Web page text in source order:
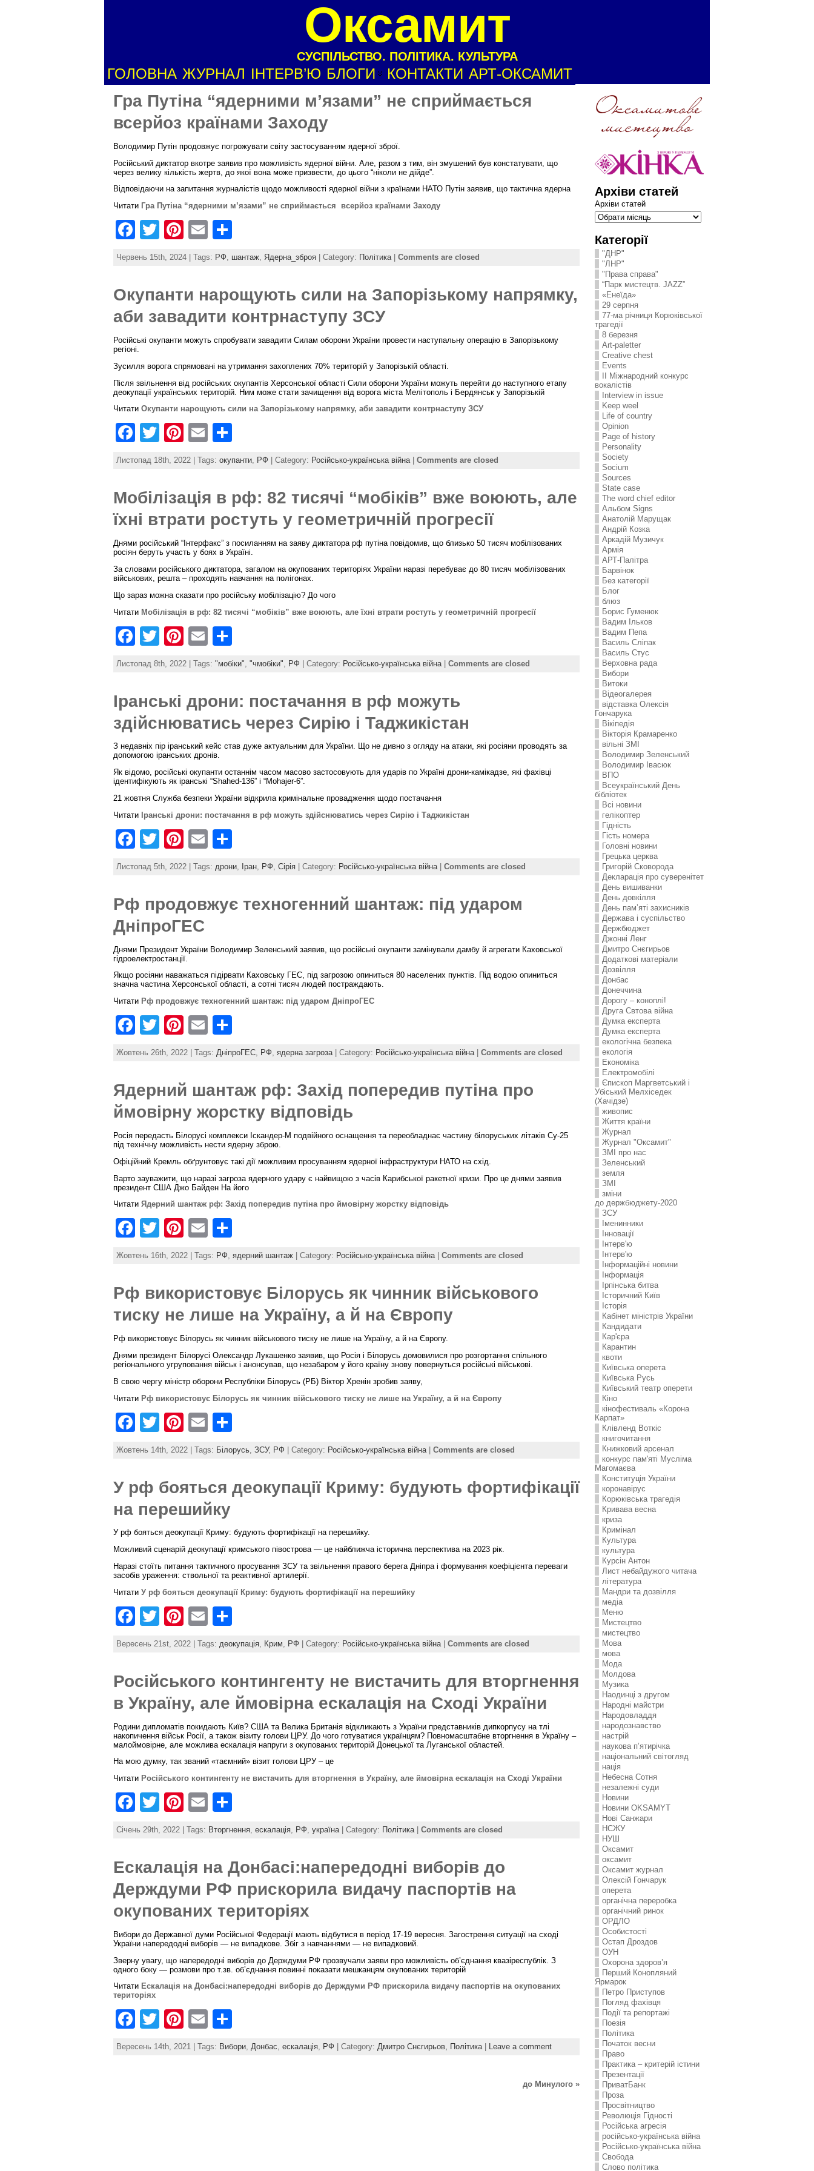
Оксамит
СУСПІЛЬСТВО. ПОЛІТИКА. КУЛЬТУРА
ГОЛОВНА ЖУРНАЛ ІНТЕРВ’Ю БЛОГИ КОНТАКТИ АРТ-ОКСАМИТ
Гра Путіна “ядерними м’язами” не сприймається
всерйоз країнами Заходу
Володимир Путін продовжує погрожувати світу застосуванням ядерної зброї.
Російський диктатор вкотре заявив про можливість ядерної війни. Але, разом з тим, він змушений був констатувати, що
через велику кількість жертв, до якої вона може призвести, до цього “ніколи не дійде”.
Відповідаючи на запитання журналістів щодо можливості ядерної війни з країнами НАТО Путін заявив, що тактична ядерна
Читати Гра Путіна “ядерними м’язами” не сприймається всерйоз країнами Заходу
F
e
b
o
o
k
T
w
itt
er
Pi
nt
er
e
st
E
m
l
e
Червень 15th, 2024 | Tags: РФ, шантаж, Ядерна_зброя | Category: Політика| Comments are closed
Окупанти нарощують сили на Запорізькому напрямку,
аби завадити контрнаступу ЗСУ
Російські окупанти можуть спробувати завадити Силам оборони України провести наступальну операцію в Запорізькому
регіоні.
Зусилля ворога спрямовані на утримання захоплених 70% територій у Запорізькій області.
Після звільнення від російських окупантів Херсонської області Сили оборони України можуть перейти до наступного етапу
деокупації українських територій. Ним може стати зачищення від ворога міста Мелітополь і Бердянськ у Запорізькій
Читати Окупанти нарощують сили на Запорізькому напрямку, аби завадити контрнаступу ЗСУ
F
e
b
o
o
k
T
w
itt
er
Pi
nt
er
e
st
E
ai
l
e
Листопад 18th, 2022 | Tags: окупанти, РФ | Category: Російсько-українська війна| Comments are closed
Мобілізація в рф: 82 тисячі “мобіків” вже воюють, але
їхні втрати ростуть у геометричній прогресії
Днями російський “Інтерфакс” з посиланням на заяву диктатора рф путіна повідомив, що близько 50 тисяч мобілізованих
росіян беруть участь у боях в Україні.
За словами російського диктатора, загалом на окупованих територіях України наразі перебуває до 80 тисяч мобілізованих
військових, решта – проходять навчання на полігонах.
Що зараз можна сказати про російську мобілізацію? До чого
Читати Мобілізація в рф: 82 тисячі “мобіків” вже воюють, але їхні втрати ростуть у геометричній прогресії
F
e
b
o
o
k
T
w
itt
er
Pi
nt
er
e
st
E
m
l
h
ar
e
Листопад 8th, 2022 | Tags: "мобіки" "чмобіки" РФ | Category: Російсько-українська війна | Comments are closed
Іранські дрони: постачання в рф можуть
здійснюватись через Сирію і Таджикістан
З недавніх пір іранський кейс став дуже актуальним для України. Що не дивно з огляду на атаки, які росіяни проводять за
допомогою іранських дронів.
Як відомо, російські окупанти останнім часом масово застосовують для ударів по Україні дрони-камікадзе, які фахівці
ідентифікують як іранські “Shahed-136” і “Mohajer-6”.
21 жовтня Служба безпеки України відкрила кримінальне провадження щодо постачання
Читати Іранські дрони: постачання в рф можуть здійснюватись через Сирію і Таджикістан
F
e
b
o
o
k
T
w
itt
er
Pi
nt
er
e
st
E
ai
l
h
ar
e
Листопад 5th, 2022 | Tags: дрони Іран РФ Сірія | Category: Російсько-українська війна Comments are closed
Рф продовжує техногенний шантаж: під ударом
ДніпроГЕС
Днями Президент України Володимир Зеленський заявив, що російські окупанти замінували дамбу й агрегати Каховської
гідроелектростанції.
Якщо росіяни наважаться підірвати Каховську ГЕС, під загрозою опиниться 80 населених пунктів. Під водою опиниться
значна частина Херсонської області, а сотні тисяч людей постраждають.
Читати Рф продовжує техногенний шантаж: під ударом ДніпроГЕС
F
e
b
o
o
k
T
w
itt
er
Pi
nt
er
e
st
E
m
ai
l
h
ar
e
Жовтень 26th, 2022 | Tags: ДніпроГЕС, РФ, ядерна загроза| Category: Російсько-українська війна| Comments are closed
Ядерний шантаж рф: Захід попередив путіна про
ймовірну жорстку відповідь
Росія передасть Білорусі комплекси Іскандер-М подвійного оснащення та переобладнає частину білоруських літаків Су-25
під технічну можливість нести ядерну зброю.
Офіційний Кремль обґрунтовує такі дії можливим просуванням ядерної інфраструктури НАТО на схід.
Варто зауважити, що наразі загроза ядерного удару є найвищою з часів Карибської ракетної кризи. Про це днями заявив
президент США Джо Байден На його
Читати Ядерний шантаж рф: Захід попередив путіна про ймовірну жорстку відповідь
F
e
b
o
o
k
T
w
itt
er
Pi
nt
er
e
st
E
m
l
ar
e
Жовтень 16th, 2022 | Tags: РФ, ядерний шантаж | Category: Російсько-українська війна| Comments are closed
Рф використовує Білорусь як чинник військового
тиску не лише на Україну, а й на Європу
Рф використовує Білорусь як чинник військового тиску не лише на Україну, а й на Європу.
Днями президент Білорусі Олександр Лукашенко заявив, що Росія і Білорусь домовилися про розгортання спільного
регіонального угруповання військ і анонсував, що незабаром у його країну знову повернуться російські військові.
В свою чергу міністр оборони Республіки Білорусь (РБ) Віктор Хренін зробив заяву,
Читати Рф використовує Білорусь як чинник військового тиску не лише на Україну, а й на Європу
F
e
b
o
o
k
T
w
itt
er
Pi
nt
er
e
st
E
m
l
ar
e
Жовтень 14th, 2022 | Tags: Білорусь ЗСУ, РФ | Category: Російсько-українська війна | Comments are closed
У рф бояться деокупації Криму: будують фортифікації
на перешийку
У рф бояться деокупації Криму: будують фортифікації на перешийку.
Можливий сценарій деокупації кримського півострова — це найближча історична перспектива на 2023 рік.
Наразі стоїть питання тактичного просування ЗСУ та звільнення правого берега Дніпра і формування коефіцієнта переваги
засобів ураження: ствольної та реактивної артилерії.
Читати У рф бояться деокупації Криму: будують фортифікації на перешийку
F
e
b
o
o
k
T
w
itt
er
Pi
nt
er
e
st
E
ai
l
ar
e
Вересень 21st, 2022 | Tags: деокупація Крим РФ | Category: Російсько-українська війна | Comments are closed
Російського контингенту не вистачить для вторгнення
в Україну, але ймовірна ескалація на Сході України
Родини дипломатів покидають Київ? США та Велика Британія відкликають з України представників дипкорпусу на тлі
накопичення військ Росії, а також візиту голови ЦРУ. До чого готуватися українцям? Повномасштабне вторгнення в Україну –
малоймовірне, але можлива ескалація напруги з окупованих територій Донецької та Луганської областей.
На мою думку, так званий «таємний» візит голови ЦРУ – це
Читати Російського контингенту не вистачить для вторгнення в Україну, але ймовірна ескалація на Сході України
F
a
e
b
o
o
k
T
w
itt
er
Pi
nt
er
e
st
E
m
ai
l
e
Січень 29th, 2022 | Tags: Вторгнення, ескалація, РФ, україна| Category: Політика| Comments are closed
Ескалація на Донбасі:напередодні виборів до
Держдуми РФ прискорила видачу паспортів на
окупованих територіях
Вибори до Державної думи Російської Федерації мають відбутися в період 17-19 вересня. Загострення ситуації на сході
України напередодні виборів — не випадкове. Збіг з навчаннями — не випадковий.
Зверну увагу, що напередодні виборів до Держдуми РФ прозвучали заяви про можливість об’єднання квазіреспублік. З
одного боку — розмови про т.зв. об’єднання повинні показати мешканцям окупованих територій
Читати Ескалація на Донбасі:напередодні виборів до Держдуми РФ прискорила видачу паспортів на окупованих
територіях
F
T
w
itt
Pi
nt
er
E
m
ai
h
ar
Вересень 14th, 2021 | Tags: Вибори, Донбас, ескалація, РФ | Category: Дмитро Снєгирьов, Політика| Leave a comment
до Минулого »
Архіви статей
Архіви статей
Категорії
"ДНР"
"ЛНР"
"Права справа"
“Парк мистецтв. JAZZ”
«Енеїда»
29 серпня
77-ма річниця Корюківської
трагедії
8 березня
Art-paletter
Creative chest
Events
II Міжнародний конкурс
вокалістів
Interview in issue
Keep weel
Life of country
Opinion
Page of history
Personality
Society
Socium
Sources
State case
The word chief editor
Альбом Signs
Анатолій Марущак
Андрій Козка
Аркадій Музичук
Армія
АРТ-Палітра
Барвінок
Без категорії
Блог
блюз
Борис Гуменюк
Вадим Ільков
Вадим Пепа
Василь Сліпак
Василь Стус
Верховна рада
Вибори
Витоки
Відеогалерея
відставка Олексія
Гончарука
Вікіпедія
Вікторія Крамаренко
вільні ЗМІ
Володимир Зеленський
Володимир Івасюк
ВПО
Всеукраїнський День
бібліотек
Всі новини
гелікоптер
Гідність
Гість номера
Головні новини
Грецька церква
Григорій Сковорода
Декларація про суверенітет
День вишиванки
День довкілля
День пам’яті захисників
Держава і суспільство
Держбюджет
Джонні Ленг
Дмитро Снєгирьов
Додаткові матеріали
Дозвілля
Донбас
Донеччина
Дорогу – коноплі!
Друга Свтова війна
Думка експерта
Думка експерта
екологічна безпека
екологія
Економіка
Електромобілі
Єпископ Маргветський і
Убіський Мелхіседек
(Хачідзе)
живопис
Життя країни
Журнал
Журнал "Оксамит"
ЗMI про нас
Зеленський
земля
ЗМІ
зміни
до держбюджету-2020
ЗСУ
Іменинники
Інновації
Інтерв'ю
Інтерв'ю
Інформаційні новини
Інформація
Ірпінська битва
Історичний Київ
Історія
Кабінет міністрів України
Кандидати
Кар'єра
Карантин
квоти
Київська оперета
Київська Русь
Київський театр оперети
Кіно
кінофестиваль «Корона
Карпат»
Клівленд Воткіс
книгочитання
Книжковий арсенал
конкурс пам'яті Мусліма
Магомаєва
Конституція України
коронавірус
Корюківська трагедія
Кривава весна
криза
Кримінал
Культура
культура
Курсін Антон
Лист небайдужого читача
література
Мандри та дозвілля
медіа
Меню
Мистецтво
мистецтво
Мова
мова
Мода
Молдова
Музика
Наодинці з другом
Народні майстри
Народовладдя
народознавство
настрій
наукова п’ятирічка
національний світогляд
нація
Небесна Сотня
незалежні суди
Новини
Новини OKSAMYT
Нові Санжари
НСЖУ
НУШ
Оксамит
оксамит
Оксамит журнал
Олексій Гончарук
оперета
органічна переробка
органічний ринок
ОРДЛО
Особистості
Остап Дроздов
ОУН
Охорона здоров’я
Перший Конопляний
Ярмарок
Петро Приступов
Погляд фахівця
Події та репортажі
Поезія
Політика
Початок весни
Право
Практика – критерій істини
Презентації
ПриватБанк
Проза
Просвітництво
Революція Гідності
Російська агресія
російсько-українська війна
Російсько-українська війна
Свобода
Слово політика